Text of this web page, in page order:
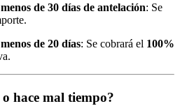
de 30 días de antelación: Se
de 20 días: Se cobrará el 100%
hace mal tiempo?